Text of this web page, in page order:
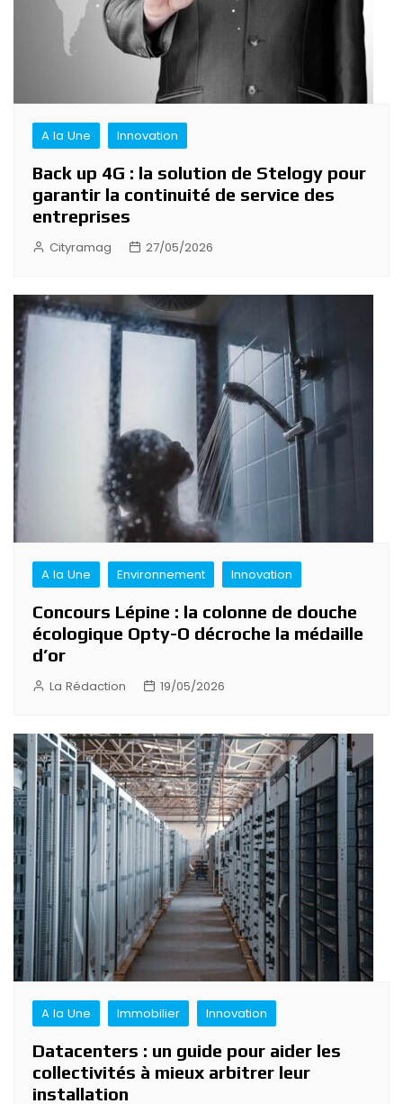
A la Une Innovation
Back up 4G : la solution de Stelogy pour
garantir la continuité de service des
entreprises
Cityramag 27/05/2026
A la Une Environnement Innovation
Concours Lépine : la colonne de douche
écologique Opty-O décroche la médaille
d’or
La Rédaction 19/05/2026
A la Une Immobilier Innovation
Datacenters : un guide pour aider les
collectivités à mieux arbitrer leur
installation